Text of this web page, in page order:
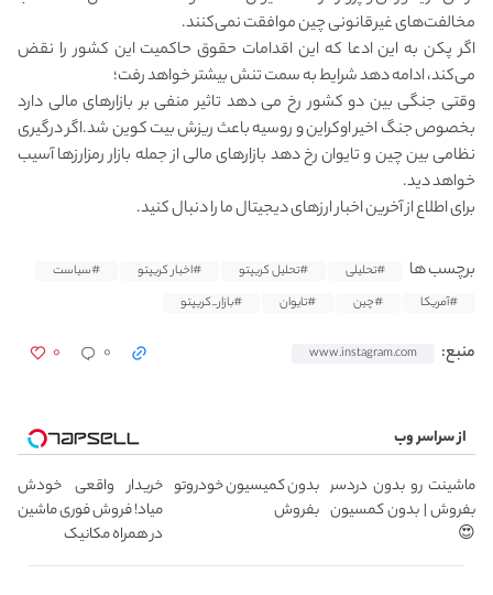
مخالفت‌های غیرقانونی چین موافقت نمی‌کنند.
اگر پکن به این ادعا که این اقدامات حقوق حاکمیت این کشور را نقض
می‌کند، ادامه دهد شرایط به سمت تنش بیشتر خواهد رفت؛
وقتی جنگی بین دو کشور رخ می دهد تاثیر منفی بر بازارهای مالی دارد
بخصوص جنگ اخیر اوکراین و روسیه باعث ریزش بیت کوین شد.اگر درگیری
نظامی بین چین و تایوان رخ دهد بازارهای مالی از جمله بازار رمزارزها آسیب
خواهد دید.
برای اطلاع از آخرین اخبار ارزهای دیجیتال ما را دنبال کنید.
برچسب ها #تحلیلی #تحلیل کریپتو #اخبار کریپتو
#سیاست
#آمریکا
#چین #تایوان #بازار_کریپتو
منبع: www.instagram.com ۰ ۰
از سراسر وب
ماشینت رو بدون دردسر
بفروش | بدون کمسیون
😍
بدون کمیسیون خودروتو
بفروش
خریدار واقعی خودش
میاد! فروش فوری ماشین
در همراه مکانیک